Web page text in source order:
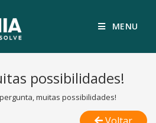
MENU
possibilidades!
muitas possibilidades!